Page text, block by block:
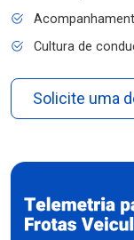
Cultura de
Solicite uma